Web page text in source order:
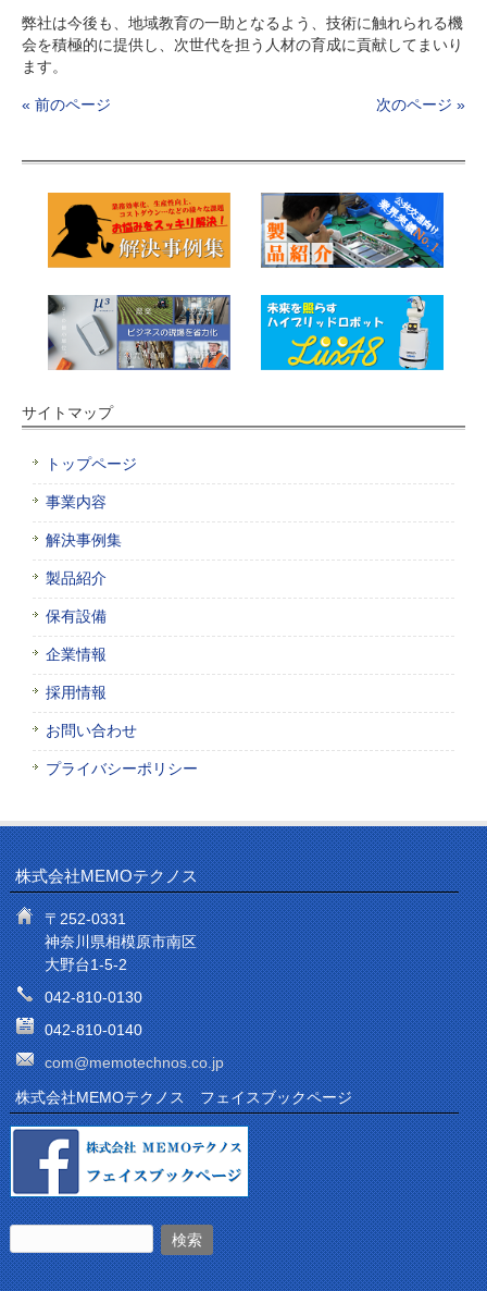
弊社は今後も、地域教育の一助となるよう、技術に触れられる機
会を積極的に提供し、次世代を担う人材の育成に貢献してまいり
ます。
« 前のページ 次のページ »
サイトマップ
トップページ
事業内容
解決事例集
製品紹介
保有設備
企業情報
採用情報
お問い合わせ
プライバシーポリシー
株式会社MEMOテクノス
〒252-0331
神奈川県相模原市南区
大野台1-5-2
042-810-0130
042-810-0140
com@memotechnos.co.jp
株式会社MEMOテクノス フェイスブックページ